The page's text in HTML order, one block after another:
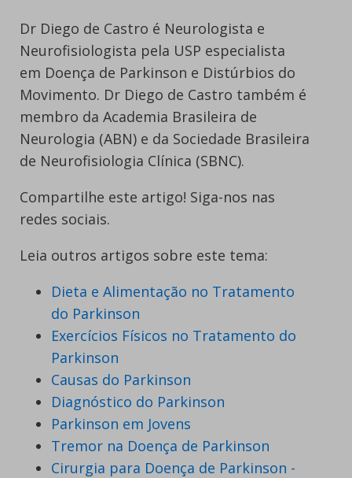
Dr Diego de Castro é Neurologista e
Neurofisiologista pela USP especialista
em Doença de Parkinson e Distúrbios do
Movimento. Dr Diego de Castro também é
membro da Academia Brasileira de
Neurologia (ABN) e da Sociedade Brasileira
de Neurofisiologia Clínica (SBNC).
Compartilhe este artigo! Siga-nos nas
redes sociais.
Leia outros artigos sobre este tema:
Dieta e Alimentação no Tratamento
do Parkinson
Exercícios Físicos no Tratamento do
Parkinson
Causas do Parkinson
Diagnóstico do Parkinson
Parkinson em Jovens
Tremor na Doença de Parkinson
Cirurgia para Doença de Parkinson -